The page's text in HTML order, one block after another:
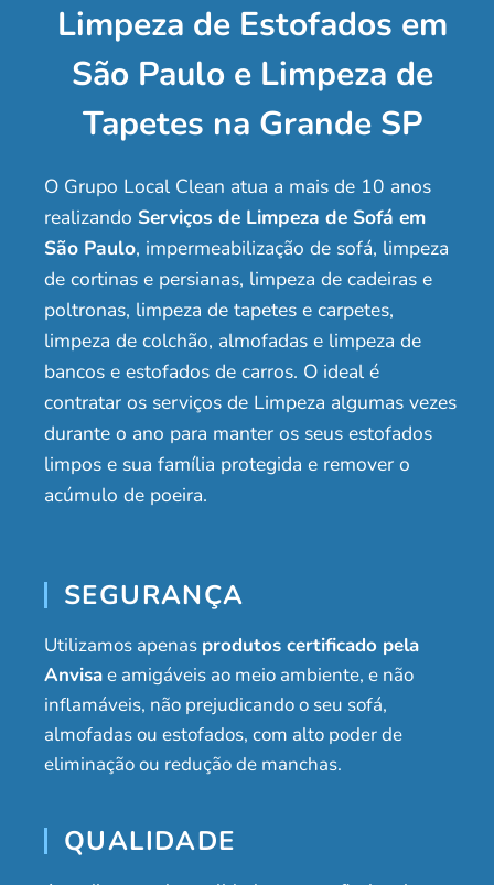
Limpeza de Estofados em
São Paulo e Limpeza de
Tapetes na Grande SP
O Grupo Local Clean atua a mais de 10 anos
realizando Serviços de Limpeza de Sofá em
São Paulo, impermeabilização de sofá, limpeza
de cortinas e persianas, limpeza de cadeiras e
poltronas, limpeza de tapetes e carpetes,
limpeza de colchão, almofadas e limpeza de
bancos e estofados de carros. O ideal é
contratar os serviços de Limpeza algumas vezes
durante o ano para manter os seus estofados
limpos e sua família protegida e remover o
acúmulo de poeira.
SEGURANÇA
Utilizamos apenas produtos certificado pela
Anvisae amigáveis ao meio ambiente, e não
inflamáveis, não prejudicando o seu sofá,
almofadas ou estofados, com alto poder de
eliminação ou redução de manchas.
QUALIDADE